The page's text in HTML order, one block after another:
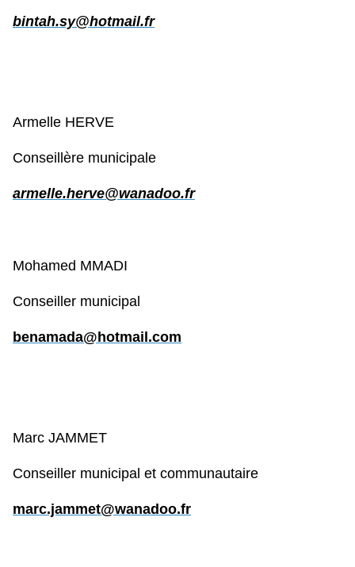
bintah.sy@hotmail.fr
Armelle HERVE
Conseillère municipale
armelle.herve@wanadoo.fr
Mohamed MMADI
Conseiller municipal
benamada@hotmail.com
Marc JAMMET
Conseiller municipal et communautaire
marc.jammet@wanadoo.fr